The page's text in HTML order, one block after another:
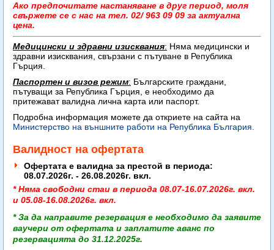
Ако предпочитате настаняване в друг период, моля
свържете се с нас на тел. 02/ 963 09 09 за актуална
цена.
Медицински и здравни изисквания: Няма медицински и
здравни изисквания, свързани с пътуване в Република
Гърция.
Паспортен и визов режим: Българските граждани,
пътуващи за Република Гърция, е необходимо да
притежават валидна лична карта или паспорт.
Подробна информация можете да откриете на сайта на
Министерство на външните работи на Република България.
Валидност на офертата
Офертата е валидна за престой в периода:
08.07.2026г. - 26.08.2026г. вкл.
* Няма свободни стаи в периода 08.07-16.07.2026г. вкл.
и 05.08-16.08.2026г. вкл.
* За да направите резервация е необходимо да заявите
ваучери от офертата и заплатите аванс по
резервацията до 31.12.2025г.